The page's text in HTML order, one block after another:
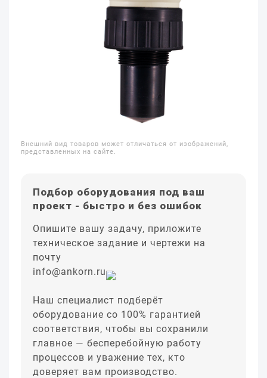
Внешний вид товаров может отличаться от изображений,
представленных на сайте.
Подбор оборудования под ваш
проект - быстро и без ошибок
Опишите вашу задачу, приложите
техническое задание и чертежи на
почту
info@ankorn.ru
Наш специалист подберёт
оборудование со 100% гарантией
соответствия, чтобы вы сохранили
главное — бесперебойную работу
процессов и уважение тех, кто
доверяет вам производство.